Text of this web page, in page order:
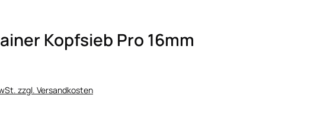
Kopfsieb Pro 16mm
zzgl. Versandkosten